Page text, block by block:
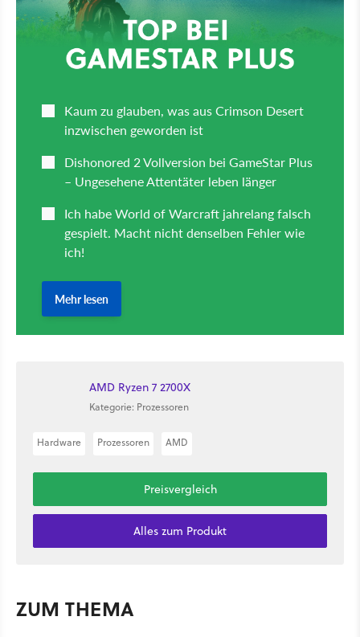
AMD Ryzen 7 2700X
Kategorie: Prozessoren
Hardware Prozessoren AMD
Preisvergleich
Alles zum Produkt
ZUM THEMA